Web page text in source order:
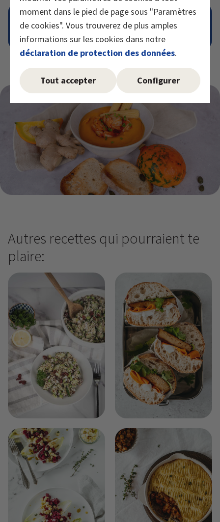
moment dans le pied de page sous "Paramètres
de cookies". Vous trouverez de plus amples
informations sur les cookies dans notre
déclaration de protection des données.
Tout accepter Configurer
CONSEIL
Faire griller les graines de courge et les
ajouter à la soupe au dernier moment.
Autres recettes qui pourraient te
plaire: